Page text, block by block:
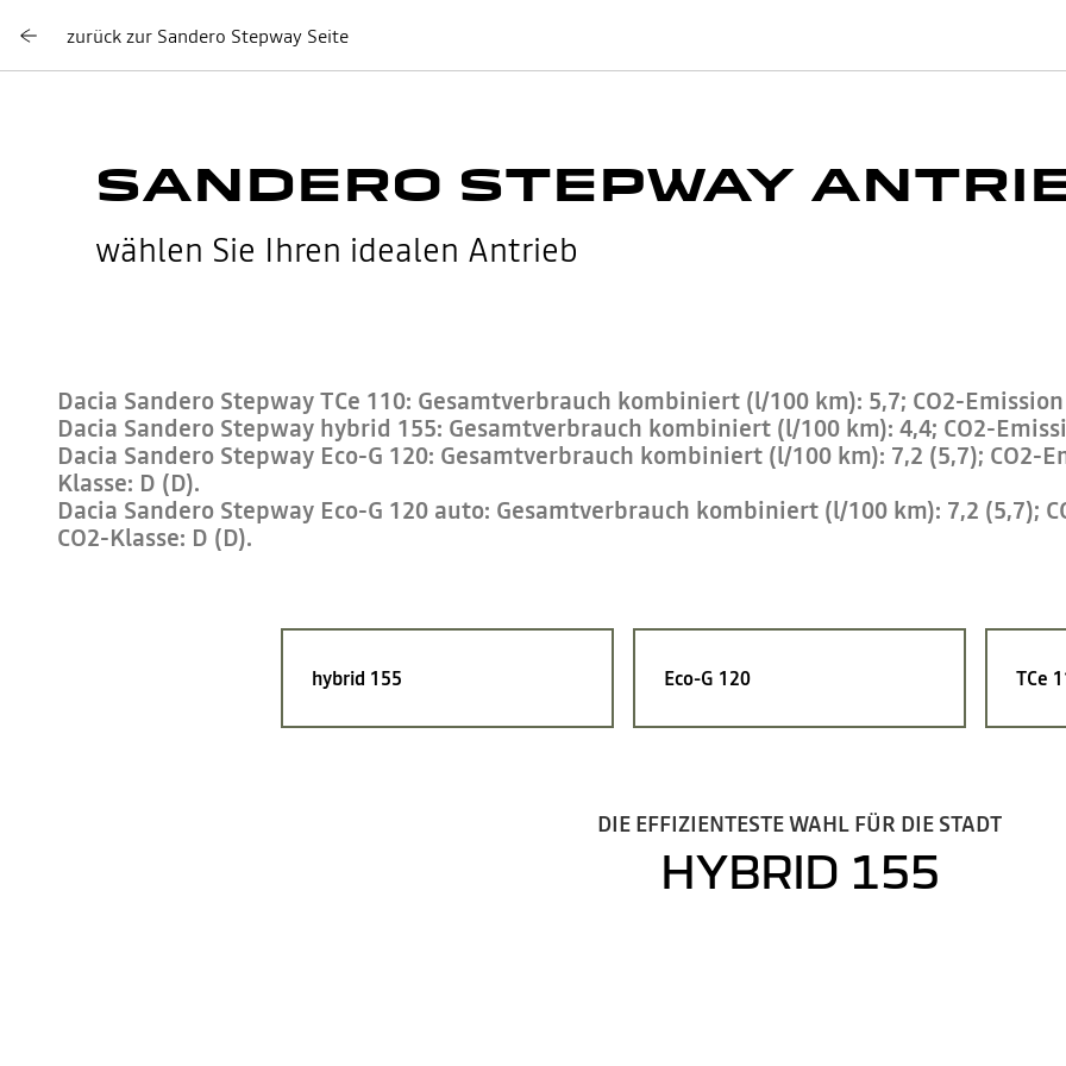
zurück zur Sandero Stepway Seite
SANDERO STEPWAY
wählen Sie Ihren idealen Antrieb
Dacia Sandero Stepway TCe 110: Gesamtverbrauch kombiniert (l/100 km): 5,7; CO2-
Dacia Sandero Stepway hybrid 155: Gesamtverbrauch kombiniert (l/100 km): 4,4; CO2-
Dacia Sandero Stepway Eco-G 120: Gesamtverbrauch kombiniert (l/100 km): 7,2 (5,7); CO2-
Klasse: D (D).
Dacia Sandero Stepway Eco-G 120 auto: Gesamtverbrauch kombiniert (l/100 km): 7,2 (5,7);
CO2-Klasse: D (D).
hybrid 155 Eco-G 120 TCe
DIE EFFIZIENTESTE WAHL FÜR DIE STADT
HYBRID 155